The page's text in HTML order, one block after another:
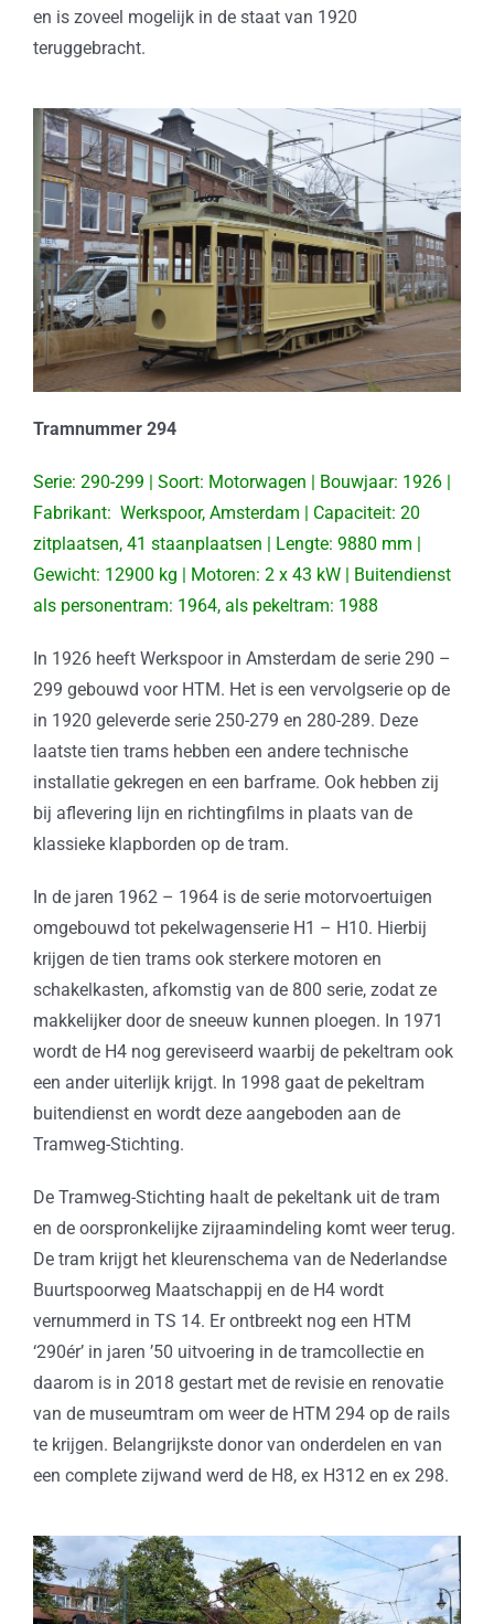
en is zoveel mogelijk in de staat van 1920
teruggebracht.
Tramnummer 294
Serie: 290-299 | Soort: Motorwagen | Bouwjaar: 1926 |
Fabrikant: Werkspoor, Amsterdam | Capaciteit: 20
zitplaatsen, 41 staanplaatsen | Lengte: 9880 mm |
Gewicht: 12900 kg | Motoren: 2 x 43 kW | Buitendienst
als personentram: 1964, als pekeltram: 1988
In 1926 heeft Werkspoor in Amsterdam de serie 290 –
299 gebouwd voor HTM. Het is een vervolgserie op de
in 1920 geleverde serie 250-279 en 280-289. Deze
laatste tien trams hebben een andere technische
installatie gekregen en een barframe. Ook hebben zij
bij aflevering lijn en richtingfilms in plaats van de
klassieke klapborden op de tram.
In de jaren 1962 – 1964 is de serie motorvoertuigen
omgebouwd tot pekelwagenserie H1 – H10. Hierbij
krijgen de tien trams ook sterkere motoren en
schakelkasten, afkomstig van de 800 serie, zodat ze
makkelijker door de sneeuw kunnen ploegen. In 1971
wordt de H4 nog gereviseerd waarbij de pekeltram ook
een ander uiterlijk krijgt. In 1998 gaat de pekeltram
buitendienst en wordt deze aangeboden aan de
Tramweg-Stichting.
De Tramweg-Stichting haalt de pekeltank uit de tram
en de oorspronkelijke zijraamindeling komt weer terug.
De tram krijgt het kleurenschema van de Nederlandse
Buurtspoorweg Maatschappij en de H4 wordt
vernummerd in TS 14. Er ontbreekt nog een HTM
‘290ér’ in jaren ’50 uitvoering in de tramcollectie en
daarom is in 2018 gestart met de revisie en renovatie
van de museumtram om weer de HTM 294 op de rails
te krijgen. Belangrijkste donor van onderdelen en van
een complete zijwand werd de H8, ex H312 en ex 298.